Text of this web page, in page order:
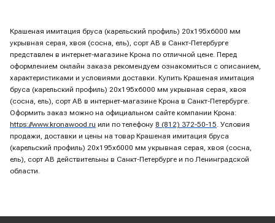
Крашеная имитация бруса (карельский профиль) 20х195х6000 мм
укрывная серая, хвоя (сосна, ель), сорт АВ в Санкт-Петербурге
представлен в интернет-магазине Крона по отличной цене. Перед
оформлением онлайн заказа рекомендуем ознакомиться с описанием,
характеристиками и условиями доставки. Купить Крашеная имитация
бруса (карельский профиль) 20х195х6000 мм укрывная серая, хвоя
(сосна, ель), сорт АВ в интернет-магазине Крона в Санкт-Петербурге.
Оформить заказ можно на официальном сайте компании Крона:
https://www.kronawood.ru или по телефону 8 (812) 372-50-15. Условия
продажи, доставки и цены на товар Крашеная имитация бруса
(карельский профиль) 20х195х6000 мм укрывная серая, хвоя (сосна,
ель), сорт АВ действительны в Санкт-Петербурге и по Ленинградской
области.